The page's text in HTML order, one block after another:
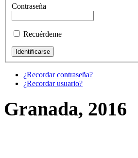
Contraseña
Recuérdeme
¿Recordar contraseña?
¿Recordar usuario?
Granada, 2016